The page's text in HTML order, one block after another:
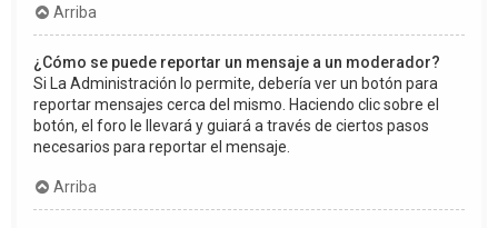
Arriba
¿Cómo se puede reportar un mensaje a un moderador?
Si La Administración lo permite, debería ver un botón para
reportar mensajes cerca del mismo. Haciendo clic sobre el
botón, el foro le llevará y guiará a través de ciertos pasos
necesarios para reportar el mensaje.
Arriba